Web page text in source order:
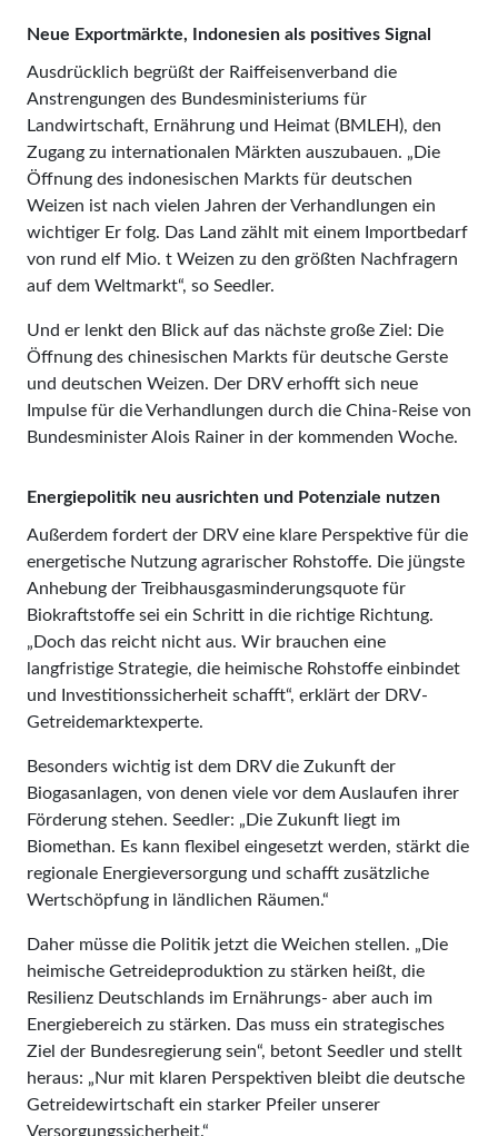
Neue Exportmärkte, Indonesien als positives Signal
Ausdrücklich begrüßt der Raiffeisenverband die
Anstrengungen des Bundesministeriums für
Landwirtschaft, Ernährung und Heimat (BMLEH), den
Zugang zu internationalen Märkten auszubauen. „Die
Öffnung des indonesischen Markts für deutschen
Weizen ist nach vielen Jahren der Verhandlungen ein
wichtiger Er folg. Das Land zählt mit einem Importbedarf
von rund elf Mio. t Weizen zu den größten Nachfragern
auf dem Weltmarkt“, so Seedler.
Und er lenkt den Blick auf das nächste große Ziel: Die
Öffnung des chinesischen Markts für deutsche Gerste
und deutschen Weizen. Der DRV erhofft sich neue
Impulse für die Verhandlungen durch die China-Reise von
Bundesminister Alois Rainer in der kommenden Woche.
Energiepolitik neu ausrichten und Potenziale nutzen
Außerdem fordert der DRV eine klare Perspektive für die
energetische Nutzung agrarischer Rohstoffe. Die jüngste
Anhebung der Treibhausgasminderungsquote für
Biokraftstoffe sei ein Schritt in die richtige Richtung.
„Doch das reicht nicht aus. Wir brauchen eine
langfristige Strategie, die heimische Rohstoffe einbindet
und Investitionssicherheit schafft“, erklärt der DRV-
Getreidemarktexperte.
Besonders wichtig ist dem DRV die Zukunft der
Biogasanlagen, von denen viele vor dem Auslaufen ihrer
Förderung stehen. Seedler: „Die Zukunft liegt im
Biomethan. Es kann flexibel eingesetzt werden, stärkt die
regionale Energieversorgung und schafft zusätzliche
Wertschöpfung in ländlichen Räumen.“
Daher müsse die Politik jetzt die Weichen stellen. „Die
heimische Getreideproduktion zu stärken heißt, die
Resilienz Deutschlands im Ernährungs- aber auch im
Energiebereich zu stärken. Das muss ein strategisches
Ziel der Bundesregierung sein“, betont Seedler und stellt
heraus: „Nur mit klaren Perspektiven bleibt die deutsche
Getreidewirtschaft ein starker Pfeiler unserer
Versorgungssicherheit.“